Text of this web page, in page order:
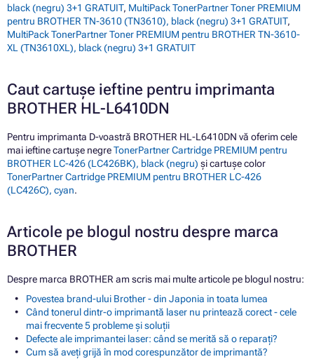
black (negru) 3+1 GRATUIT, MultiPack TonerPartner Toner PREMIUM
pentru BROTHER TN-3610 (TN3610), black (negru) 3+1 GRATUIT,
MultiPack TonerPartner Toner PREMIUM pentru BROTHER TN-3610-
XL (TN3610XL), black (negru) 3+1 GRATUIT
Caut cartușe ieftine pentru imprimanta
BROTHER HL-L6410DN
Pentru imprimanta D-voastră BROTHER HL-L6410DN vă oferim cele
mai ieftine cartușe negreTonerPartner Cartridge PREMIUM pentru
BROTHER LC-426 (LC426BK), black (negru) și cartușe color
TonerPartner Cartridge PREMIUM pentru BROTHER LC-426
(LC426C), cyan.
Articole pe blogul nostru despre marca
BROTHER
Despre marca BROTHER am scris mai multe articole pe blogul nostru:
Povestea brand-ului Brother - din Japonia in toata lumea
Când tonerul dintr-o imprimantă laser nu printează corect - cele
mai frecvente 5 probleme și soluții
Defecte ale imprimantei laser: când se merită să o reparați?
Cum să aveți grijă în mod corespunzător de imprimantă?